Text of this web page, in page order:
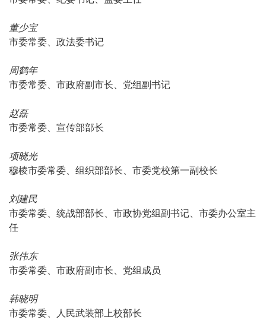
董少宝
市委常委、政法委书记
周鹤年
市委常委、市政府副市长、党组副书记
赵磊
市委常委、宣传部部长
项晓光
穆棱市委常委、组织部部长、市委党校第一副校长
刘建民
市委常委、统战部部长、市政协党组副书记、市委办公室主
任
张伟东
市委常委、市政府副市长、党组成员
韩晓明
市委常委、人民武装部上校部长